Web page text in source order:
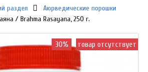
раздел
Аюрведические порошки
/ Brahma Rasayana, 250 г.
30% товар отсутствует